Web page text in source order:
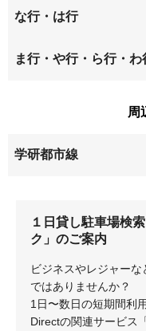
甲斐田新町
招提南町
杉
津田北町
津田元町
出屋敷元町
な行・は行
長尾家具町
藤阪東町
藤阪元町
ま行・や行・ら行・
周
学研都市線
長尾
１日貸し駐車場検
ク」のご案内
ビジネスやレジャー
ではありませんか？
1日〜数日の短期間利
Directの関連サービス